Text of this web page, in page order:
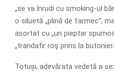
„se va înrudi cu smoking-ul
o siluetă „plină de farmec”,
asortat cu „un pieptar
„trandafir roş prins la
Totuși, adevărata vedetă a